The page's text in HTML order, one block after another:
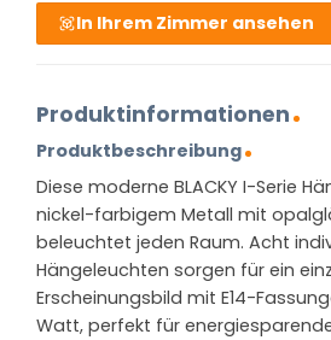
In Ihrem Zimmer ansehen
Produktinformationen
Produktbeschreibung
Diese moderne BLACKY I-Serie
nickel-farbigem Metall mit
beleuchtet jeden Raum. Acht
Hängeleuchten sorgen für ein
Erscheinungsbild mit E14-
Watt, perfekt für